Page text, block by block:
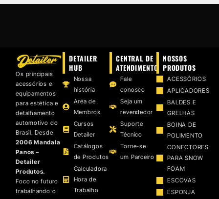
Os principais
acessórios e
equipamentos
para estética e
detalhamento
automotivo do
Brasil. Desde
2006 Mandala
Panos –
Detailer
Produtos.
Foco no futuro
trabalhando o
DETAILER
HUB
Nossa
história
Aréa de
Membros
Cursos
Detailer
Catálogos
de Produtos
Calculadora
Hora de
Trabalho
CENTRAL DE
ATENDIMENTO
Fale
conosco
Seja um
revendedor
Suporte
Técnico
Torne-se
um Parceiro
NOSSOS
PRODUTOS
ACESSÓRIOS
APLICADORES
BALDES E
GRELHAS
BOINA DE
POLIMENTO
CONECTORES
PARA SNOW
FOAM
ESCOVAS
ESPONJA